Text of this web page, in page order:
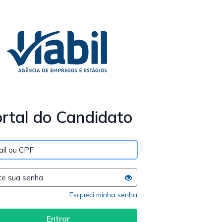
do Candidato
Esqueci minha senha